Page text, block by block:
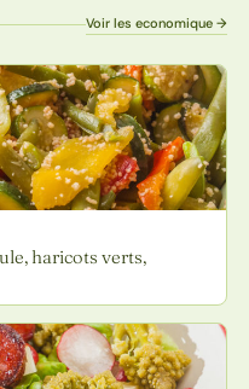
Voir les economique →
haricots verts,